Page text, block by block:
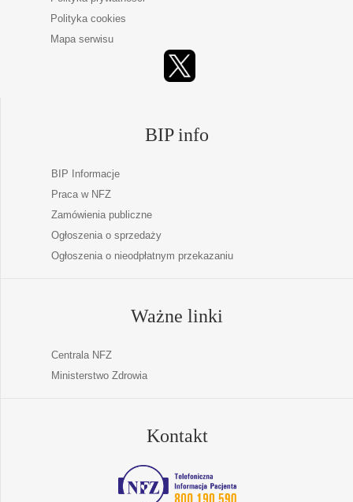
Polityka cookies
Mapa serwisu
BIP info
BIP Informacje
Praca w NFZ
Zamówienia publiczne
Ogłoszenia o sprzedaży
Ogłoszenia o nieodpłatnym przekazaniu
Ważne linki
Centrala NFZ
Ministerstwo Zdrowia
Kontakt